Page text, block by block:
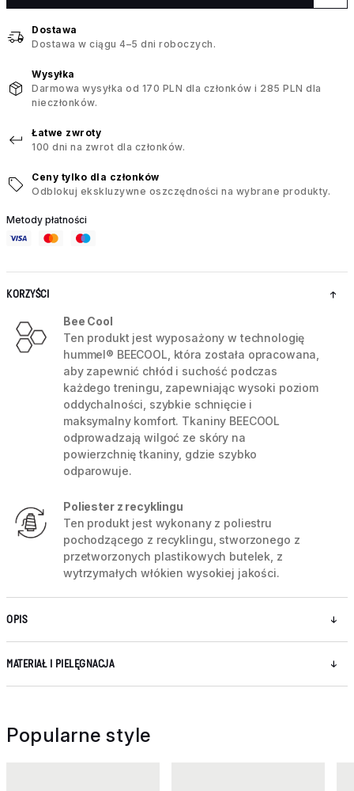
Dostawa
Dostawa w ciągu 4–5 dni roboczych.
Wysyłka
Darmowa wysyłka od 170 PLN dla członków i 285 PLN dla
nieczłonków.
Łatwe zwroty
100 dni na zwrot dla członków.
Ceny tylko dla członków
Odblokuj ekskluzywne oszczędności na wybrane produkty.
Metody płatności
KORZYŚCI
Bee Cool
Ten produkt jest wyposażony w technologię
hummel® BEECOOL, która została opracowana,
aby zapewnić chłód i suchość podczas
każdego treningu, zapewniając wysoki poziom
oddychalności, szybkie schnięcie i
maksymalny komfort. Tkaniny BEECOOL
odprowadzają wilgoć ze skóry na
powierzchnię tkaniny, gdzie szybko
odparowuje.
Poliester z recyklingu
Ten produkt jest wykonany z poliestru
pochodzącego z recyklingu, stworzonego z
przetworzonych plastikowych butelek, z
wytrzymałych włókien wysokiej jakości.
OPIS
MATERIAŁ I PIELĘGNACJA
Popularne style